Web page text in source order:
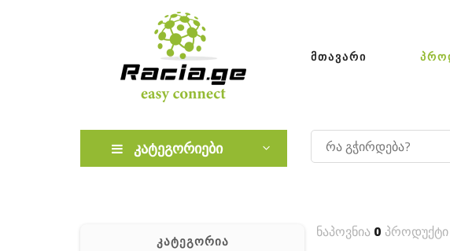
ᲛᲗᲐᲕᲐᲠᲘ
კატეგორიები
კატეგორია ნაპოვნია0 პროდუქტი